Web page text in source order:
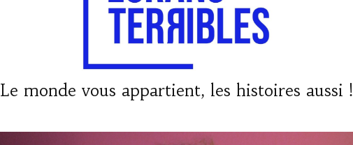
Le monde vous appartient, les histoires aussi !